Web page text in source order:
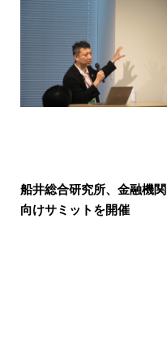
船井総合研究所、金融機関
向けサミットを開催